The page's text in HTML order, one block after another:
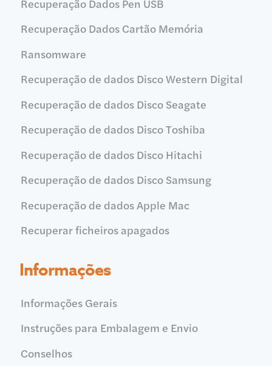
Recuperação Dados Pen USB
Recuperação Dados Cartão Memória
Ransomware
Recuperação de dados Disco Western Digital
Recuperação de dados Disco Seagate
Recuperação de dados Disco Toshiba
Recuperação de dados Disco Hitachi
Recuperação de dados Disco Samsung
Recuperação de dados Apple Mac
Recuperar ficheiros apagados
Informações
Informações Gerais
Instruções para Embalagem e Envio
Conselhos